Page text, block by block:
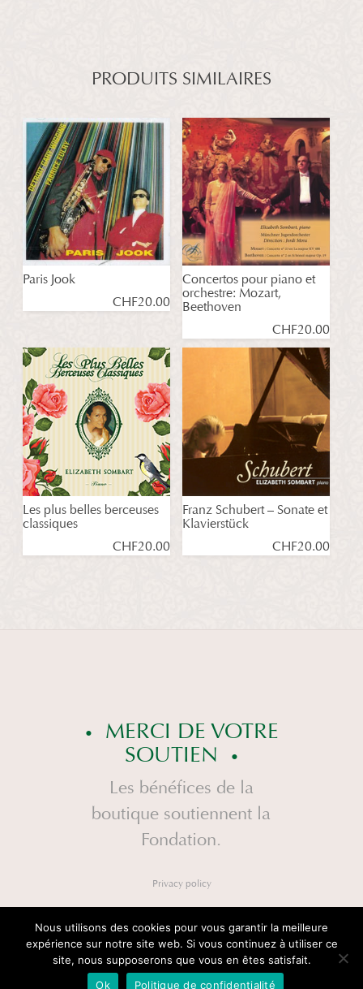
PRODUITS SIMILAIRES
Paris Jook
CHF20.00
Concertos pour piano et
orchestre: Mozart,
Beethoven
CHF20.00
Les plus belles berceuses
classiques
CHF20.00
Franz Schubert – Sonate et
Klavierstück
CHF20.00
MERCI DE VOTRE
SOUTIEN
Les bénéfices de la
boutique soutiennent la
Fondation.
Privacy policy
Nous utilisons des cookies pour vous garantir la meilleure
expérience sur notre site web. Si vous continuez à utiliser ce
site, nous supposerons que vous en êtes satisfait.
Ok
Politique de confidentialité